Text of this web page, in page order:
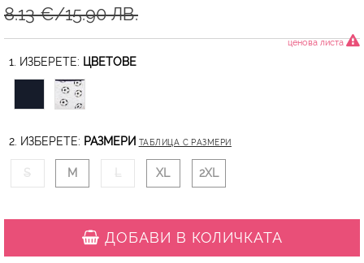
8.13 €/15.90 ЛВ.
ценова листа
1. ИЗБЕРЕТЕ: ЦВЕТОВЕ
2. ИЗБЕРЕТЕ: РАЗМЕРИ ТАБЛИЦА С РАЗМЕРИ
S M L XL 2XL
ДОБАВИ В КОЛИЧКАТА